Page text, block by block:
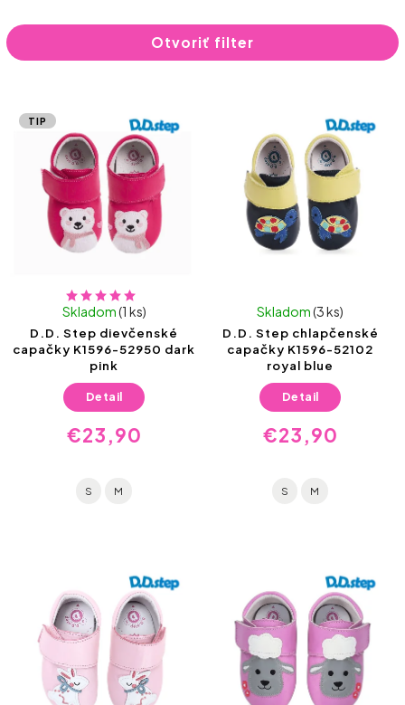
Najdrahšie
Otvoriť filter
TIP
D.D. Step dievčenské
capačky K1596-52950 dark
pink
Skladom(1 ks)
€23,90
Detail
S M
D.D. Step chlapčenské
capačky K1596-52102
royal blue
Skladom(3 ks)
€23,90
Detail
S M